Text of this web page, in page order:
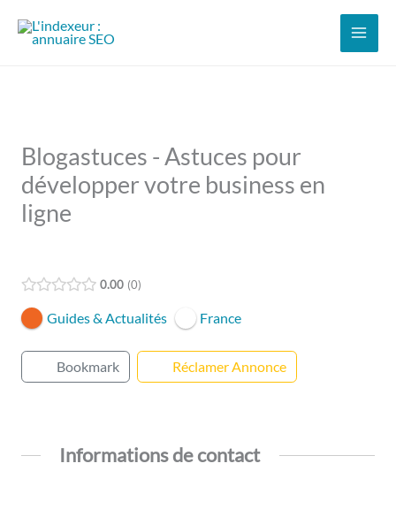
Blogastuces - Astuces pour
développer votre business en
ligne
0.00 0
Guides & Actualités France
Bookmark Réclamer Annonce
Informations de contact